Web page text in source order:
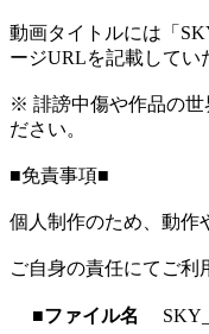
動画タイトルには「
ージURLを記載してい
※ 誹謗中傷や作品の世
ださい。
■免責事項■
個人制作のため、動作
ご自身の責任にてご利
■ファイル名